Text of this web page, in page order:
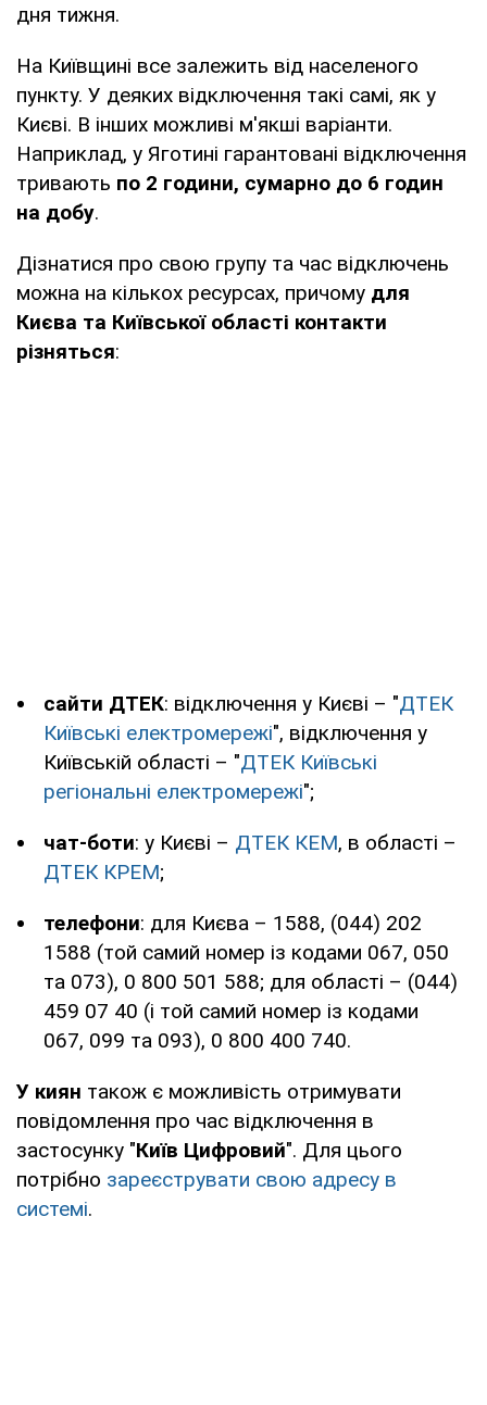
дня тижня.
На Київщині все залежить від населеного
пункту. У деяких відключення такі самі, як у
Києві. В інших можливі м'якші варіанти.
Наприклад, у Яготині гарантовані відключення
тривають по 2 години, сумарно до 6 годин
на добу.
Дізнатися про свою групу та час відключень
можна на кількох ресурсах, причому для
Києва та Київської області контакти
різняться:
сайти ДТЕК: відключення у Києві – "ДТЕК
Київські електромережі", відключення у
Київській області – "ДТЕК Київські
регіональні електромережі";
чат-боти: у Києві – ДТЕК КЕМ, в області –
ДТЕК КРЕМ;
телефони: для Києва – 1588, (044) 202
1588 (той самий номер із кодами 067, 050
та 073), 0 800 501 588; для області – (044)
459 07 40 (і той самий номер із кодами
067, 099 та 093), 0 800 400 740.
У киян також є можливість отримувати
повідомлення про час відключення в
застосунку "Київ Цифровий". Для цього
потрібно зареєструвати свою адресу в
системі.